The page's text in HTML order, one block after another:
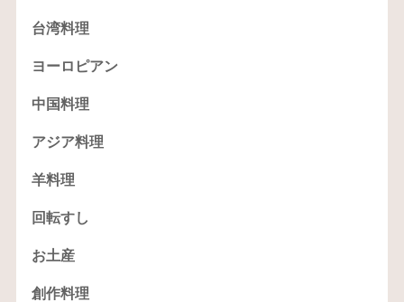
台湾料理
ヨーロピアン
中国料理
アジア料理
羊料理
回転すし
お土産
創作料理